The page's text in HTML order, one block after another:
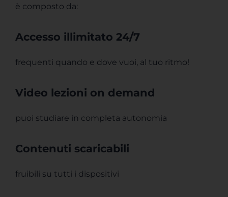
è composto da:
Accesso illimitato 24/7
frequenti quando e dove vuoi, al tuo ritmo!
Video lezioni on demand
puoi studiare in completa autonomia
Contenuti scaricabili
fruibili su tutti i dispositivi